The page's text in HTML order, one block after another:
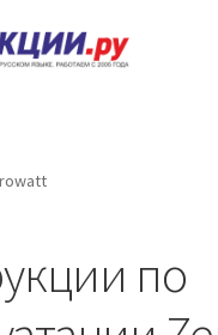
по эксплуатации
по